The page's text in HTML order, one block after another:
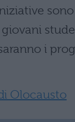
sono
i
Olocausto